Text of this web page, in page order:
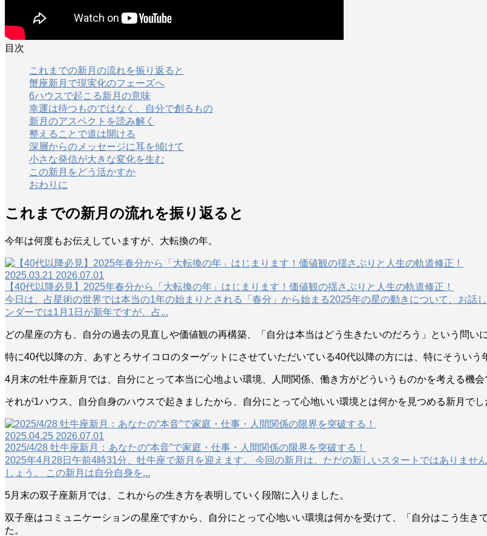
目次
これまでの新月の流れを振り返ると
蟹座新月で現実化のフェーズへ
6ハウスで起こる新月の意味
幸運は待つものではなく、自分で創るもの
新月のアスペクトを読み解く
整えることで道は開ける
深層からのメッセージに耳を傾けて
小さな発信が大きな変化を生む
この新月をどう活かすか
おわりに
これまでの新月の流れを振り返ると
今年は何度もお伝えしていますが、大転換の年。
2025.03.21 2026.07.01
【40代以降必見】2025年春分から「大転換の年」はじまります！価値観の揺さぶりと人生の軌道修正！
今日は、占星術の世界では本当の1年の始まりとされる「春分」から始まる2025年の星の動きについて、お話
ンダーでは1月1日が新年ですが、占...
どの星座の方も、自分の過去の見直しや価値観の再構築、「自分は本当はどう生きたいのだろう」という問い
特に40代以降の方、あすとろサイコロのターゲットにさせていただいている40代以降の方には、特にそういう
4月末の牡牛座新月では、自分にとって本当に心地よい環境、人間関係、働き方がどういうものかを考える機会
それが1ハウス、自分自身のハウスで起きましたから、自分にとって心地いい環境とは何かを見つめる新月でし
2025.04.25 2026.07.01
2025/4/28 牡牛座新月：あなたの“本音”で家庭・仕事・人間関係の限界を突破する！
2025年4月28日午前4時31分、牡牛座で新月を迎えます。 今回の新月は、ただの新しいスタートではありま
しょう。 この新月は自分自身を...
5月末の双子座新月では、これからの生き方を表明していく段階に入りました。
双子座はコミュニケーションの星座ですから、自分にとって心地いい環境は何かを受けて、「自分はこう生
た。